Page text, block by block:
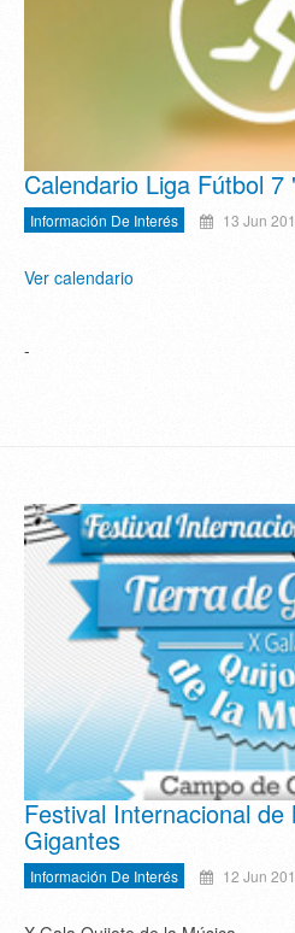
Calendario Liga Fútbol
Información De Interés 13 Jun
Ver calendario
-
Festival Internacional
Gigantes
Información De Interés 12 Jun